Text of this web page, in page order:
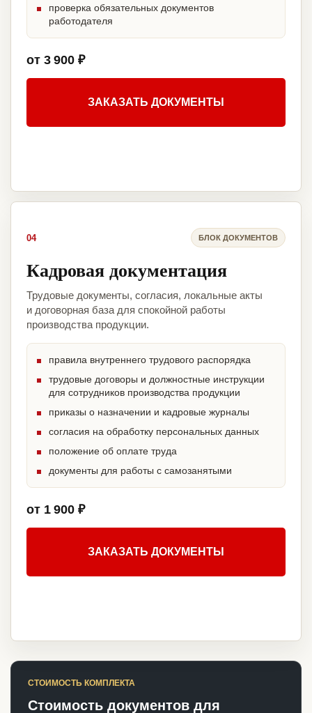
проверка обязательных документов
работодателя
от 3 900 ₽
ЗАКАЗАТЬ ДОКУМЕНТЫ
04 БЛОК ДОКУМЕНТОВ
Кадровая документация
Трудовые документы, согласия, локальные акты
и договорная база для спокойной работы
производства продукции.
правила внутреннего трудового распорядка
трудовые договоры и должностные инструкции
для сотрудников производства продукции
приказы о назначении и кадровые журналы
согласия на обработку персональных данных
положение об оплате труда
документы для работы с самозанятыми
от 1 900 ₽
ЗАКАЗАТЬ ДОКУМЕНТЫ
СТОИМОСТЬ КОМПЛЕКТА
Стоимость документов для